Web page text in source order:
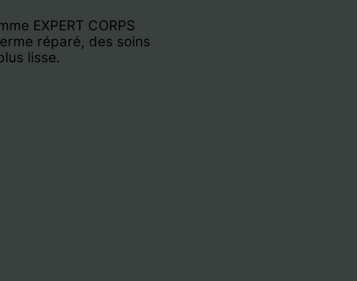
EXPERT CORPS
réparé, des soins
lisse.